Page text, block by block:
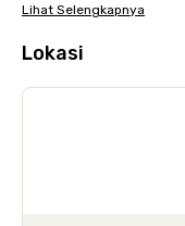
Lihat Selengkapnya
Lokasi